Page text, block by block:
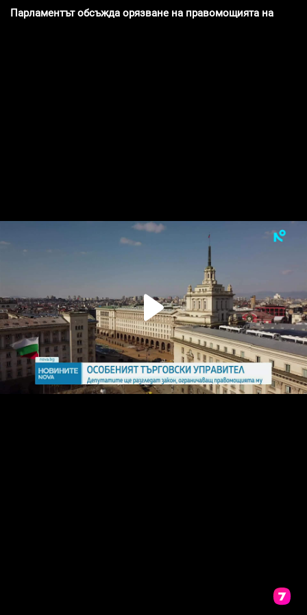
Парламентът обсъжда орязване на правомощията на